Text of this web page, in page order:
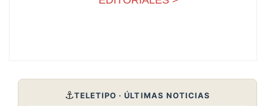
⚓TELETIPO · ÚLTIMAS NOTICIAS